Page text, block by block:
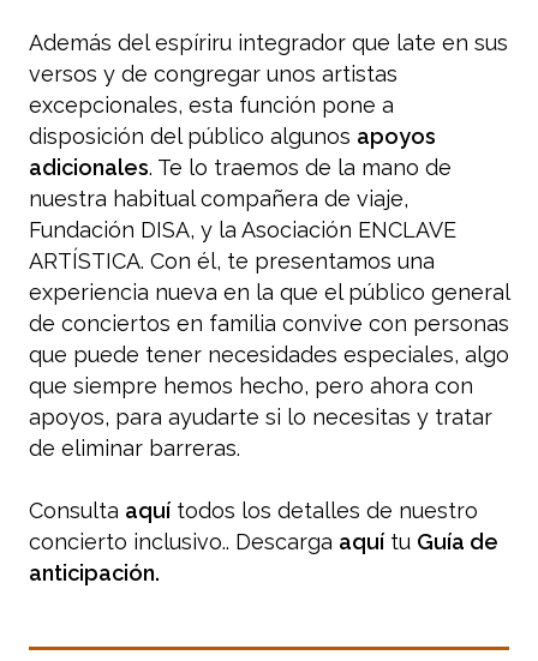
Además del espíriru integrador que late en sus
versos y de congregar unos artistas
excepcionales, esta función pone a
disposición del público algunos apoyos
adicionales. Te lo traemos de la mano de
nuestra habitual compañera de viaje,
Fundación DISA, y la Asociación ENCLAVE
ARTÍSTICA. Con él, te presentamos una
experiencia nueva en la que el público general
de conciertos en familia convive con personas
que puede tener necesidades especiales, algo
que siempre hemos hecho, pero ahora con
apoyos, para ayudarte si lo necesitas y tratar
de eliminar barreras.
Consulta aquítodos los detalles de nuestro
concierto inclusivo.. Descarga aquítu Guía de
anticipación.